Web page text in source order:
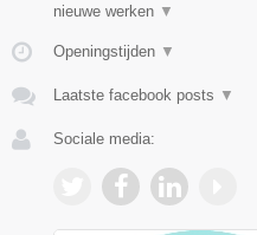
nieuwe werken ▼
Openingstijden ▼
Laatste facebook posts ▼
Sociale media: